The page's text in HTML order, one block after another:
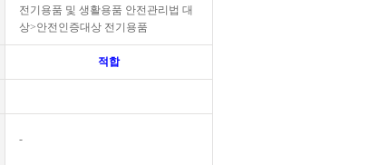
전기용품 및 생활용품 안전관리법 대
상>안전인증대상 전기용품
적합
-